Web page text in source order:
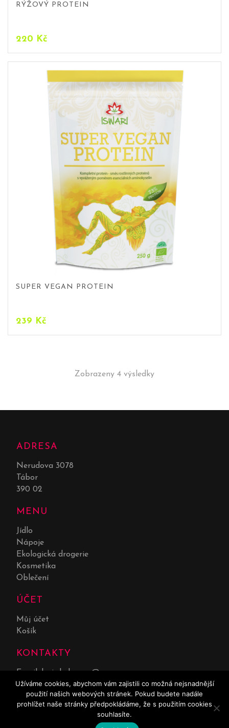
RÝŽOVÝ PROTEIN
220 Kč
SUPER VEGAN PROTEIN
239 Kč
Zobrazeny 4 výsledky
ADRESA
Nerudova 3078
Tábor
390 02
MENU
Jídlo
Nápoje
Ekologická drogerie
Kosmetika
Oblečení
ÚČET
Můj účet
Košík
KONTAKTY
Email: lucie.kolarova@seznam.cz
Telefon:732 551 669
Užíváme cookies, abychom vám zajistili co možná nejsnadnější
použití našich webových stránek. Pokud budete nadále
prohlížet naše stránky předpokládáme, že s použitím cookies
souhlasíte.